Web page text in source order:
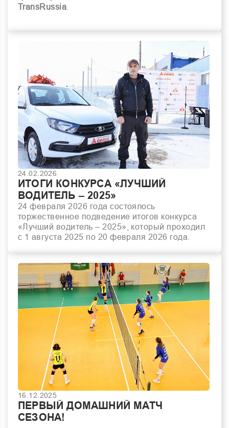
TransRussia
24.02.2026
ИТОГИ КОНКУРСА «ЛУЧШИЙ
ВОДИТЕЛЬ – 2025»
24 февраля 2026 года состоялось
торжественное подведение итогов конкурса
«Лучший водитель – 2025», который проходил
с 1 августа 2025 по 20 февраля 2026 года.
16.12.2025
ПЕРВЫЙ ДОМАШНИЙ МАТЧ
СЕЗОНА!